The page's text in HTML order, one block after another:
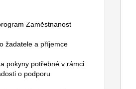
Zaměstnanost
žadatele a příjemce
pokyny potřebné v rámci
o podporu